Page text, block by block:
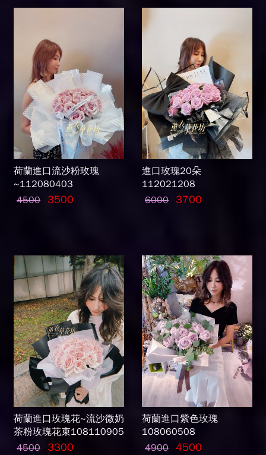
荷蘭進口流沙粉玫瑰
~112080403
4500 3500
進口玫瑰20朵
112021208
6000
3700
荷蘭進口玫瑰花~流沙微奶
茶粉玫瑰花束108110905
4500
3300
荷蘭進口紫色玫瑰
108060508
4900 4500